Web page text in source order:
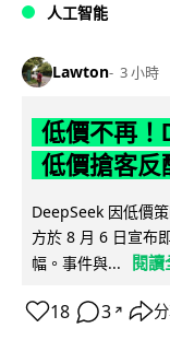
人工智能
Lawton 3 小時
低價不再
低價搶客反
DeepSeek 因低價
方於 8 月 6 日宣布
幅。事件與...
閱讀
18 3 ↗